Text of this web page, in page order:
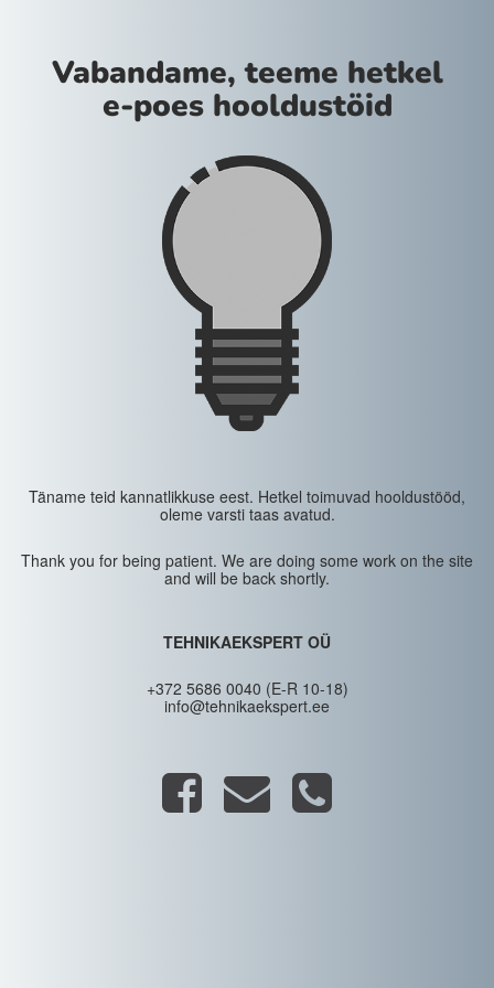
Vabandame, teeme hetkel
e-poes hooldustöid
Täname teid kannatlikkuse eest. Hetkel toimuvad hooldustööd,
oleme varsti taas avatud.
Thank you for being patient. We are doing some work on the site
and will be back shortly.
TEHNIKAEKSPERT OÜ
+372 5686 0040 (E-R 10-18)
info@tehnikaekspert.ee